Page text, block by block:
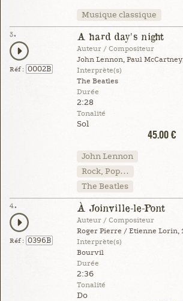
Musique classique
3.
Réf : 0002B
A hard day's night
Auteur / Compositeur
John Lennon, Paul
Interprète(s)
The Beatles
Durée
2:28
Tonalité
Sol
45.00 €
John Lennon
Rock, Pop…
The Beatles
4.
Réf : 0396B
À Joinville-le-Pont
Auteur / Compositeur
Roger Pierre / Etienne Lorin,
Interprète(s)
Bourvil
Durée
2:36
Tonalité
Do